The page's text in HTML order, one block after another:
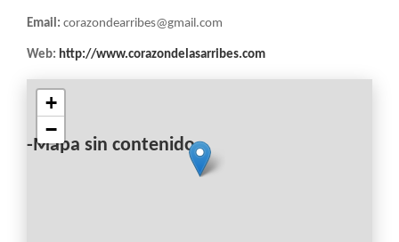
NAVEGACIÓN
Email: corazondearribes@gmail.com
Web: http://www.corazondelasarribes.com
-Mapa sin contenido-
+
−